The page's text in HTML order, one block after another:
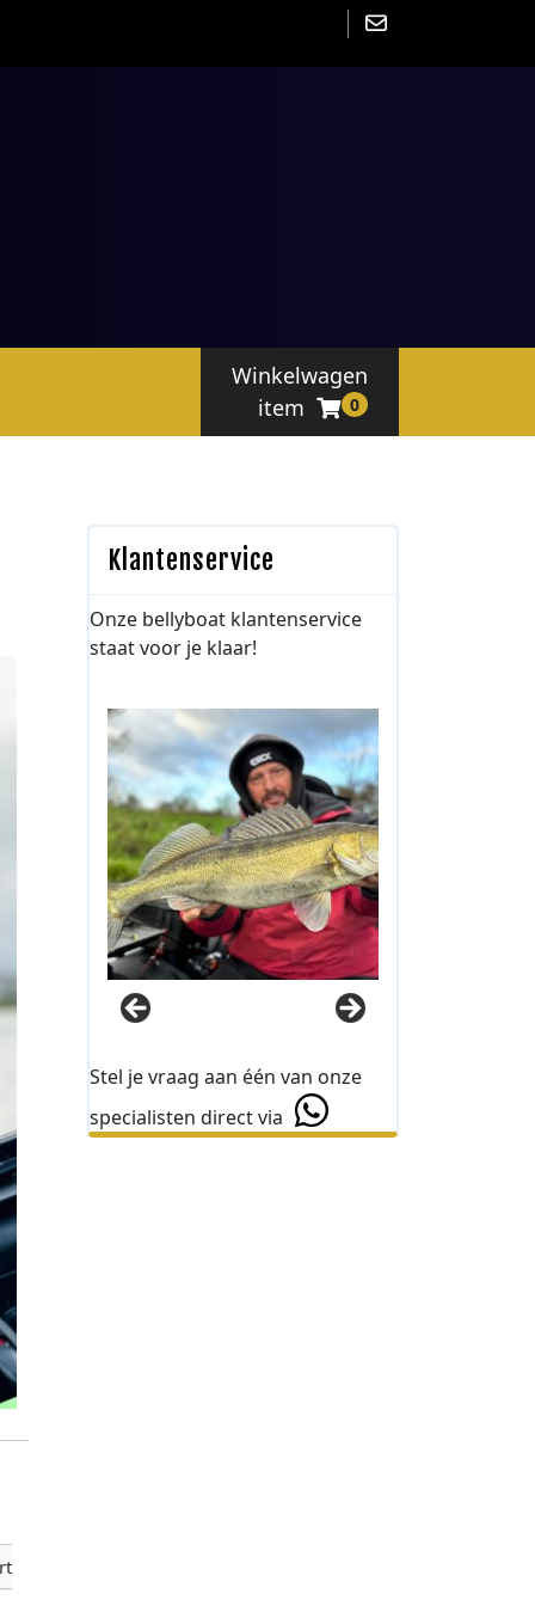
Winkelwagen
item
0
Klantenservice
Onze bellyboat klantenservice
staat voor je klaar!
Stel je vraag aan één van onze
specialisten direct via